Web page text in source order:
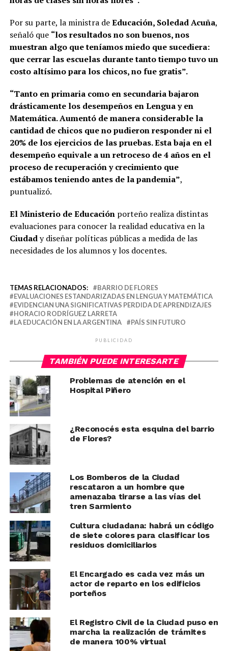
Por su parte, la ministra deEducación, Soledad Acuña,
señaló que “los resultados no son buenos, nos
muestran algo que teníamos miedo que sucediera:
que cerrar las escuelas durante tanto tiempo tuvo un
costo altísimo para los chicos, no fue gratis”.
“Tanto en primaria como en secundaria bajaron
drásticamente los desempeños en Lengua y en
Matemática. Aumentó de manera considerable la
cantidad de chicos que no pudieron responder ni el
20% de los ejercicios de las pruebas. Esta baja en el
desempeño equivale a un retroceso de 4 años en el
proceso de recuperación y crecimiento que
estábamos teniendo antes de la pandemia”,
puntualizó.
ElMinisterio de Educaciónporteño realiza distintas
evaluaciones para conocer la realidad educativa en la
Ciudady diseñar políticas públicas a medida de las
necesidades de los alumnos y los docentes.
TEMAS RELACIONADOS:
BARRIO DE FLORES
EVALUACIONES ESTANDARIZADAS EN LENGUA Y MATEMÁTICA
EVIDENCIAN UNA SIGNIFICATIVAS PERDIDA DE APRENDIZAJES
HORACIO RODRÍGUEZ LARRETA
LA EDUCACIÓN EN LA ARGENTINA
PAÍS SIN FUTURO
PUBLICIDAD
TAMBIÉN PUEDE INTERESARTE
Problemas de atención en el
Hospital Piñero
¿Reconocés esta esquina del barrio
de Flores?
Los Bomberos de la Ciudad
rescataron a un hombre que
amenazaba tirarse a las vías del
tren Sarmiento
Cultura ciudadana: habrá un código
de siete colores para clasificar los
residuos domiciliarios
El Encargado es cada vez más un
actor de reparto en los edificios
porteños
El Registro Civil de la Ciudad puso en
marcha la realización de trámites
de manera 100% virtual